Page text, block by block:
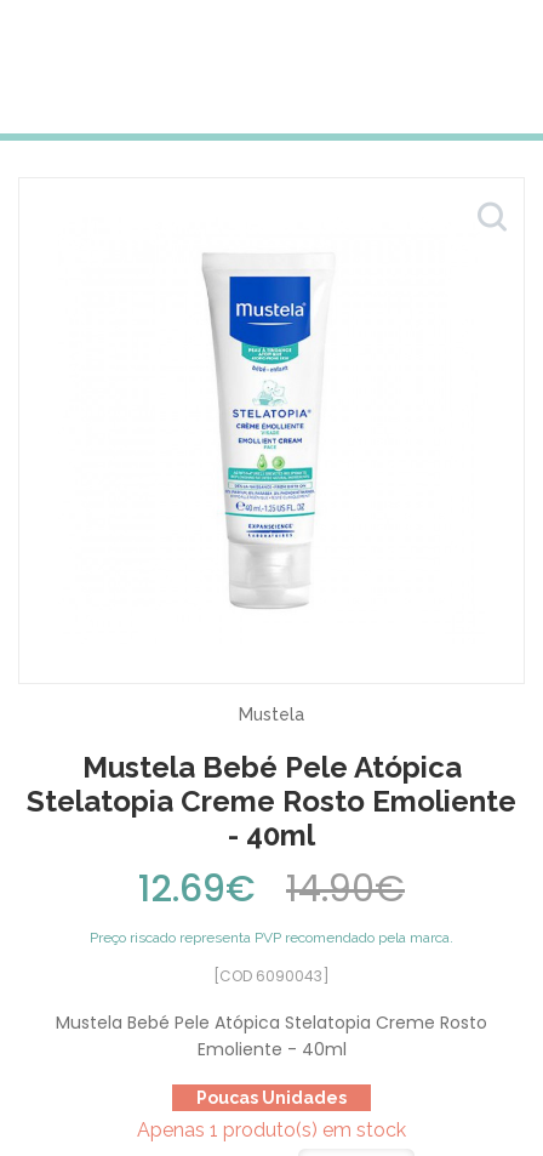
Mustela
Mustela Bebé Pele Atópica
Stelatopia Creme Rosto Emoliente
- 40ml
12.69€ 14.90€
Preço riscado representa PVP recomendado pela marca.
[COD 6090043]
Mustela Bebé Pele Atópica Stelatopia Creme Rosto
Emoliente - 40ml
Poucas Unidades
Apenas 1 produto(s) em stock